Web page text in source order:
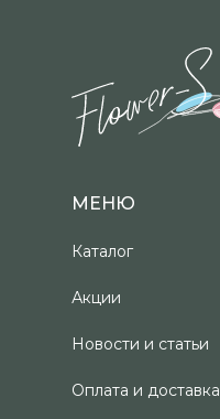
Оплата и доставка
Новости и статьи
Акции
Каталог
МЕНЮ